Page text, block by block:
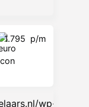
1.795 p/m